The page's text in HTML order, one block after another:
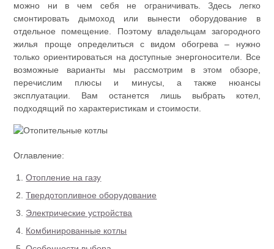
Утепление
Печи и
камины
Утеплители
можно ни в чем себя не ограничивать. Здесь легко
смонтировать дымоход или вынести оборудование в
отдельное помещение. Поэтому владельцам загородного
жилья проще определиться с видом обогрева – нужно
только ориентироваться на доступные энергоносители. Все
возможные варианты мы рассмотрим в этом обзоре,
перечислим плюсы и минусы, а также нюансы
эксплуатации. Вам останется лишь выбрать котел,
подходящий по характеристикам и стоимости.
Оглавление:
Отопление на газу
Твердотопливное оборудование
Электрические устройства
Комбинированные котлы